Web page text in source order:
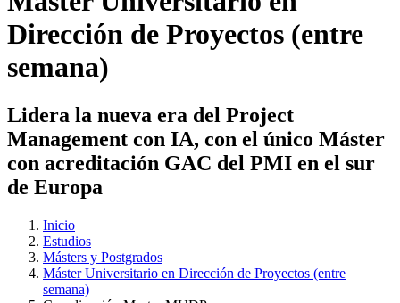
Dirección de Proyectos (entre
semana)
Lidera la nueva era del Project
Management con IA, con el único Máster
con acreditación GAC del PMI en el sur
de Europa
Inicio
Estudios
Másters y Postgrados
Máster Universitario en Dirección de Proyectos (entre
semana)